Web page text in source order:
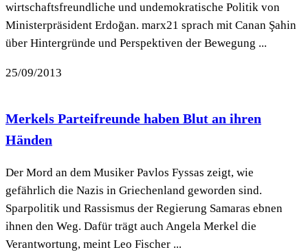
wirtschaftsfreundliche und undemokratische Politik von
Ministerpräsident Erdoğan. marx21 sprach mit Canan Şahin
über Hintergründe und Perspektiven der Bewegung ...
25/09/2013
Merkels Parteifreunde haben Blut an ihren
Händen
Der Mord an dem Musiker Pavlos Fyssas zeigt, wie
gefährlich die Nazis in Griechenland geworden sind.
Sparpolitik und Rassismus der Regierung Samaras ebnen
ihnen den Weg. Dafür trägt auch Angela Merkel die
Verantwortung, meint Leo Fischer ...